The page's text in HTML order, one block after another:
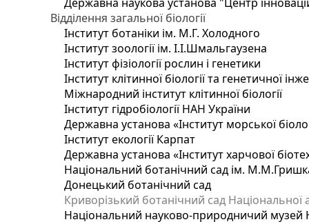
Відділення загальної біології
Інститут ботаніки ім. М.Г. Холодного
Інститут зоології ім. І.І.Шмальгаузена
Інститут фізіології рослин і генетики
Інститут клітинної біології та генетичної
Міжнародний інститут клітинної біології
Інститут гідробіології НАН України
Державна установа «Інститут морської
Інститут екології Карпат
Державна установа «Інститут харчової
Національний ботанічний сад ім.
Донецький ботанічний сад
Криворізький ботанічний сад Національної
Національний науково-природничий музей